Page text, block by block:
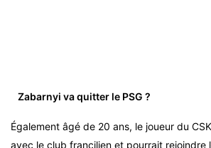
Zabarnyi va quitter le PSG ?
Également âgé de 20 ans, le joueur du
avec le club francilien et pourrait rejoindre